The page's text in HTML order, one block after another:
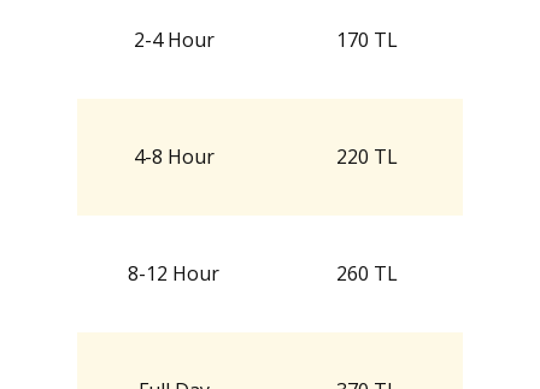
2-4 Hour 170 TL
4-8 Hour 220 TL
8-12 Hour 260 TL